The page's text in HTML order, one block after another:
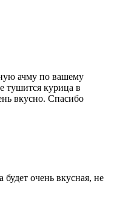
ачму по вашему
тушится курица в
вкусно. Спасибо
будет очень вкусная, не